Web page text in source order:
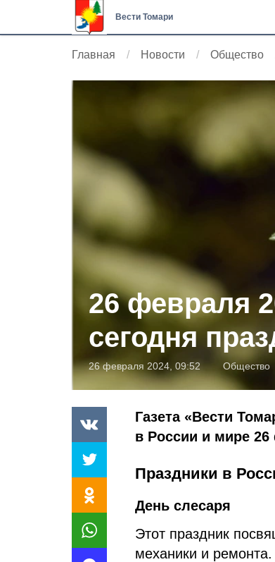
Вести Томари
Главная Новости Общество
26 февраля
сегодня
26 февраля 2024, 09:52 Общество
Газета «Вести
в России и мире 26
Праздники в
День слесаря
Этот праздник
механики и